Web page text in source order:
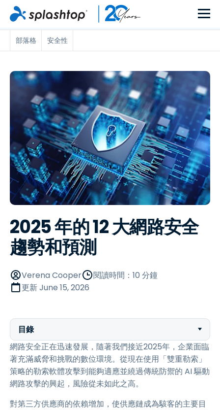
部落格 安全性
2025 年的 12 大網路安全
趨勢和預測
Verena Cooper
閱讀時間：10 分鐘
更新June 15, 2026
目錄
網路安全正在迅速發展，隨著我們接近2025年，企業面臨
著充滿威脅和挑戰的數位環境。從現在使用「雙重勒索」
策略的勒索軟體攻擊到能夠適應並繞過傳統防禦的 AI 驅動
網路攻擊的興起，風險從未如此之高。
對第三方供應商的依賴增加，使供應鏈成為駭客的主要目